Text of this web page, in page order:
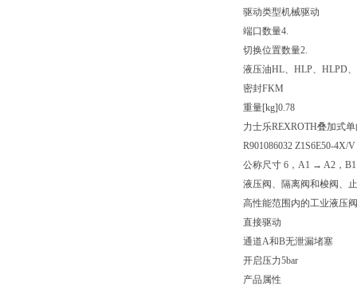
驱动类型机械驱动
端口数量4.
切换位置数量2.
液压油HL、HLP、HLPD
密封FKM
重量[kg]0.78
力士乐REXROTH叠加式
R901086032 Z1S6E50-4X/V
公称尺寸 6，A1 → A2，
液压阀、隔离阀和梭阀、
高性能范围内的工业液压
直接驱动
通道A和B无泄漏堵塞
开启压力5bar
产品属性